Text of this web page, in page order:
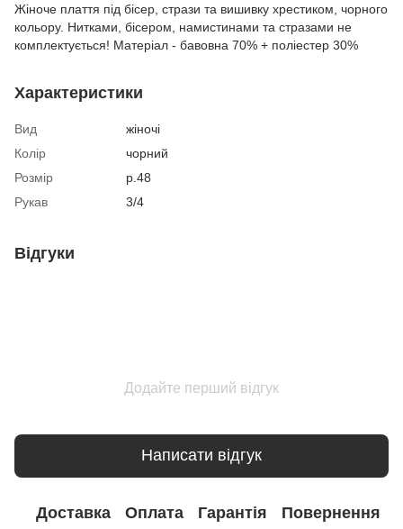
Жіноче плаття під бісер, стрази та вишивку хрестиком, чорного
кольору. Нитками, бісером, намистинами та стразами не
комплектується! Матеріал - бавовна 70% + поліестер 30%
Характеристики
Вид
жіночі
Колір
чорний
Розмір
р.48
Рукав
3/4
Відгуки
Додайте перший відгук
Написати відгук
Доставка Оплата Гарантія Повернення